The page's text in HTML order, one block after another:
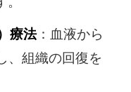
療法：血液から
、組織の回復を